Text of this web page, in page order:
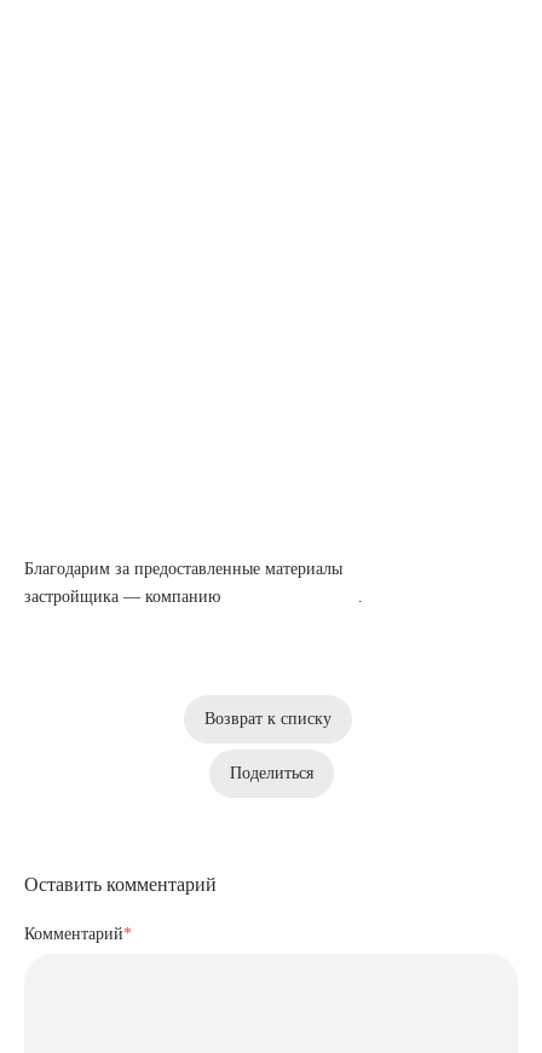
Благодарим за предоставленные материалы
застройщика — компанию
.
Возврат к списку
Поделиться
Оставить комментарий
Комментарий*